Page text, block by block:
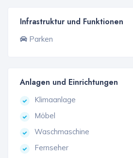
Infrastruktur und Funktionen
Parken
Anlagen und Einrichtungen
Klimaanlage
Möbel
Waschmaschine
Fernseher